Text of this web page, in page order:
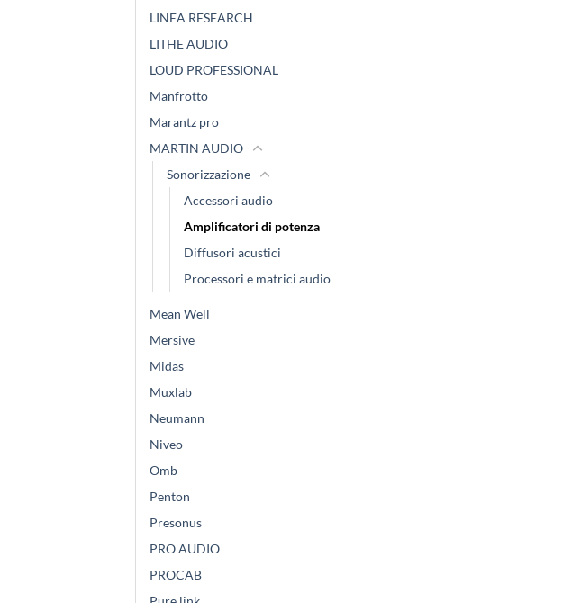
LINEA RESEARCH
LITHE AUDIO
LOUD PROFESSIONAL
Manfrotto
Marantz pro
MARTIN AUDIO
Sonorizzazione
Accessori audio
Amplificatori di potenza
Diffusori acustici
Processori e matrici audio
Mean Well
Mersive
Midas
Muxlab
Neumann
Niveo
Omb
Penton
Presonus
PRO AUDIO
PROCAB